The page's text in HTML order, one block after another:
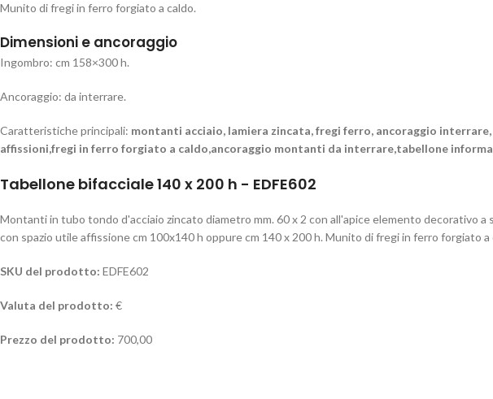
Munito di fregi in ferro forgiato a caldo.
Dimensioni e ancoraggio
Ingombro: cm 158×300 h.
Ancoraggio: da interrare.
Caratteristiche principali: montanti acciaio, lamiera zincata, fregi ferro, ancoraggio
affissioni,fregi in ferro forgiato a caldo,ancoraggio montanti da interrare,tabellone
Tabellone bifacciale 140 x 200 h - EDFE602
Montanti in tubo tondo d'acciaio zincato diametro mm. 60 x 2 con all'apice elemento decorativo a
con spazio utile affissione cm 100x140 h oppure cm 140 x 200 h. Munito di fregi in ferro forgiato
SKU del prodotto: EDFE602
Valuta del prodotto: €
Prezzo del prodotto: 700,00